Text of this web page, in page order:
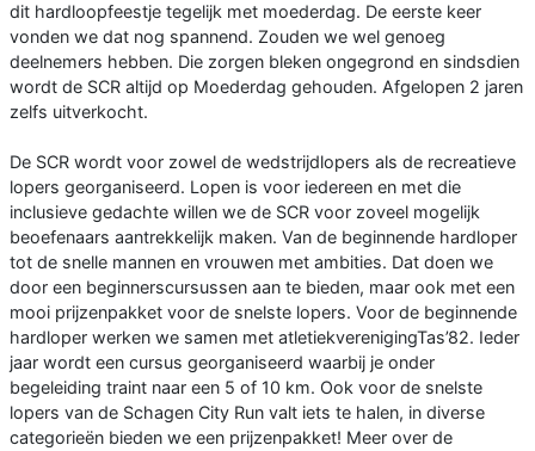
dit hardloopfeestje tegelijk met moederdag. De eerste keer
vonden we dat nog spannend. Zouden we wel genoeg
deelnemers hebben. Die zorgen bleken ongegrond en sindsdien
wordt de SCR altijd op Moederdag gehouden. Afgelopen 2 jaren
zelfs uitverkocht.
De SCR wordt voor zowel de wedstrijdlopers als de recreatieve
lopers georganiseerd. Lopen is voor iedereen en met die
inclusieve gedachte willen we de SCR voor zoveel mogelijk
beoefenaars aantrekkelijk maken. Van de beginnende hardloper
tot de snelle mannen en vrouwen met ambities. Dat doen we
door een beginnerscursussen aan te bieden, maar ook met een
mooi prijzenpakket voor de snelste lopers. Voor de beginnende
hardloper werken we samen met atletiekverenigingTas’82. Ieder
jaar wordt een cursus georganiseerd waarbij je onder
begeleiding traint naar een 5 of 10 km. Ook voor de snelste
lopers van de Schagen City Run valt iets te halen, in diverse
categorieën bieden we een prijzenpakket! Meer over de